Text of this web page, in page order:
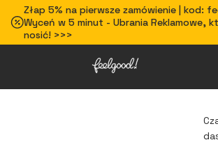
Złap 5% na pierwsze zamówienie | kod:
Wyceń w 5 minut - Ubrania Reklamowe,
nosić! >>>